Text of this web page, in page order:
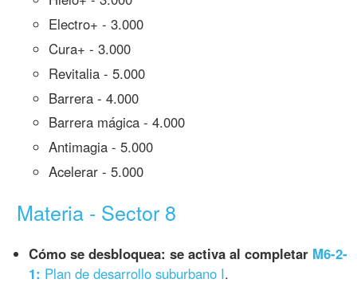
Electro+ - 3.000
Cura+ - 3.000
Revitalia - 5.000
Barrera - 4.000
Barrera mágica - 4.000
Antimagia - 5.000
Acelerar - 5.000
Materia - Sector 8
Cómo se desbloquea: se activa al completar M6-2-
1: Plan de desarrollo suburbano I.